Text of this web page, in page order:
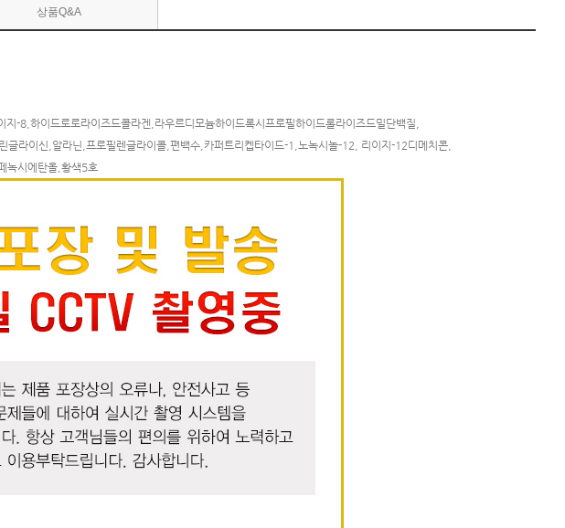
상품Q&A
-8,하이드로로라이즈드콜라겐,라우르디모늄하이드록시프로필하이드롤라이즈드밀단백질,
라이신,알라닌,프로필렌글라이콜,편백수,카퍼트리켑타이드-1,노녹시놀-12, 리이지-12디메치콘,
녹시에탄올,황색5호